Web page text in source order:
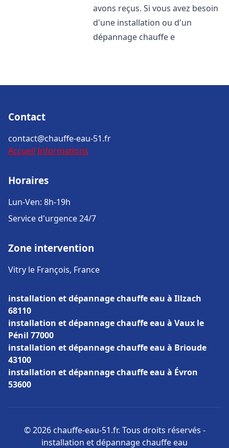
avons reçus. Si vous avez besoin
d'une installation ou d'un
dépannage chauffe e
Contact
contact@chauffe-eau-51.fr
Accueil Informations
Horaires
Lun-Ven: 8h-19h
Service d'urgence 24/7
Zone intervention
Vitry le François, France
installation et dépannage chauffe eau à Illzach
68110
installation et dépannage chauffe eau à Vaux le
Pénil 77000
installation et dépannage chauffe eau à Brioude
43100
installation et dépannage chauffe eau à Évron
53600
© 2026 chauffe-eau-51.fr. Tous droits réservés -
installation et dépannage chauffe eau